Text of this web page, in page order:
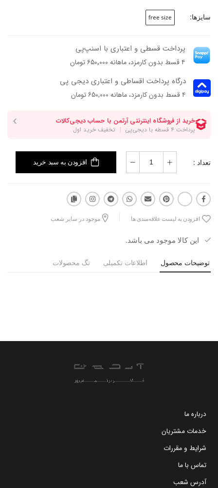
سایزها: free size
پرداخت قسطی و اعتباری با اسنپ‌پی
۴ قسط بدون کارمزد، ماهانه ۶۵۰٬۰۰۰ تومان
درگاه پرداخت اقساطی و اعتباری دیجی پی
۴ قسط بدون کارمزد، ماهانه 650,000 تومان
تعداد : افزودن به سبد خرید
افزودن به لیست علاقه‌مندی ها موجود در سایر شعب
این کالا موجود می باشد.
توضیحات محصول اطلاعات تکمیلی تگ محصولات
درباره ما
خدمات مشتریان
شرایط و مقررات
تماس با ما
آدرس شعب